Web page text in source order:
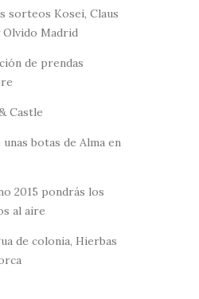
sorteos Kosei, Claus
Madrid
de prendas
Castle
botas de Alma en
2015 pondrás los
al aire
de colonia, Hierbas